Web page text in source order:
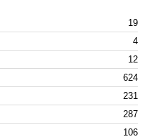
19
4
12
624
231
287
106